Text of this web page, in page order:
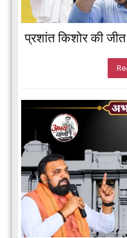
प्रशांत किशोर की